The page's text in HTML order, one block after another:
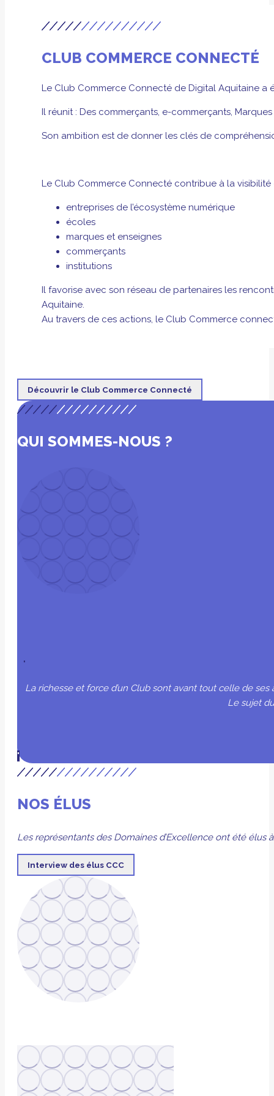
CLUB COMMERCE CONNECTÉ
Le Club Commerce Connecté de Digital Aquitaine a
Il réunit : Des commerçants, e-commerçants,
Son ambition est de donner les clés de
Le Club Commerce Connecté contribue à la visibilité
entreprises de l’écosystème numérique
écoles
marques et enseignes
commerçants
institutions
Il favorise avec son réseau de partenaires les
Aquitaine.
Au travers de ces actions, le Club Commerce
Découvrir le Club Commerce Connecté
QUI SOMMES-NOUS ?
La richesse et force d’un Club sont avant tout celle de
Le sujet
NOS ÉLUS
Les représentants des Domaines d’Excellence ont été élus à
Interview des élus CCC